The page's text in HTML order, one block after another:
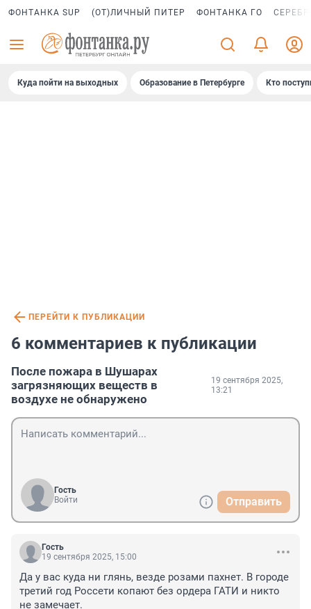
ФОНТАНКА SUP (ОТ)ЛИЧНЫЙ ПИТЕР ФОНТАНКА ГО
Куда пойти на выходных Образование в Петербурге Кто
ПЕРЕЙТИ К ПУБЛИКАЦИИ
6 комментариев к публикации
После пожара в Шушарах
загрязняющих веществ в
воздухе не обнаружено
19 сентября 2025,
13:21
Гость
Войти
Отправить
Гость
19 сентября 2025, 15:00
Да у вас куда ни глянь, везде розами пахнет. В городе
третий год Россети копают без ордера ГАТИ и никто
не замечает.